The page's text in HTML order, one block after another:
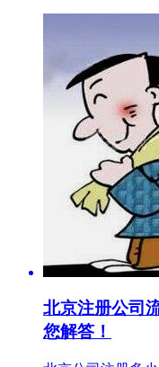
北京注册公司
您解答！